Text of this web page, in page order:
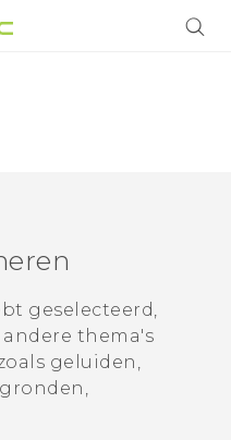
geselecteerd,
thema's
geluiden,